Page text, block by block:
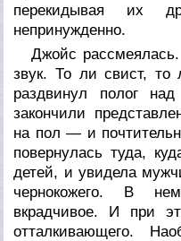
перекидывая их
непринужденно.
Джойс
звук. То ли свист, то
раздвинул полог
закончили
на пол — и
повернулась туда,
детей, и увидела
чернокожего. В
вкрадчивое. И при
отталкивающего.